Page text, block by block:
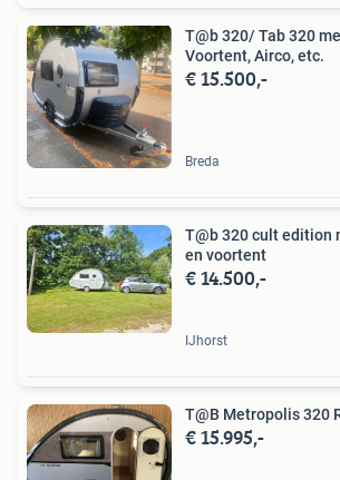
T@b 320/ Tab 320
Voortent, Airco, etc.
€ 15.500,-
Breda
T@b 320 cult edition
en voortent
€ 14.500,-
IJhorst
T@B Metropolis 320
€ 15.995,-